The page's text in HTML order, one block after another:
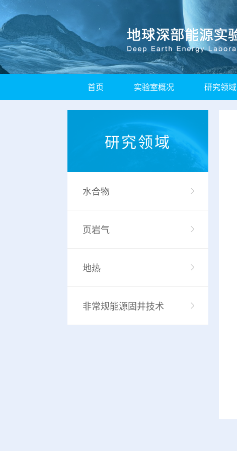
首页 实验室概况 研究领域
研究领域
水合物
页岩气
地热
非常规能源固井技术